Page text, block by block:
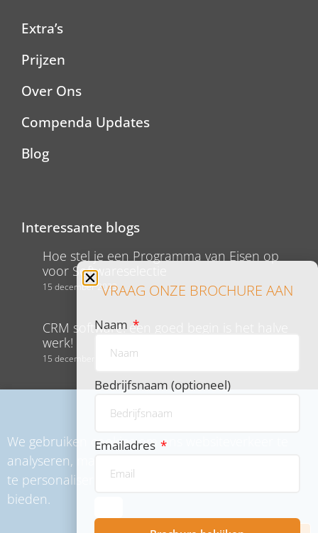
We gebruiken cookies om ons websiteverkeer te
analyseren, maar ook om content en advertenties
te personaliseren en functies voor social media te
bieden.
Extra’s
Prijzen
Over Ons
Compenda Updates
Blog
Interessante blogs
Hoe stel je een Programma van Eisen op
voor Softwareselectie
15 december 2023
CRM software: een goed begin is het halve
werk!
15 december 2023
waar moet je op letten?
VRAAG ONZE BROCHURE AAN
Naam
Bedrijfsnaam (optioneel)
Emailadres